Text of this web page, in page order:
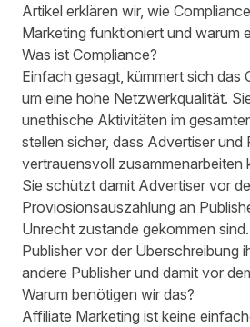
Artikel erklären wir, wie
Marketing funktioniert und warum
Was ist Compliance?
Einfach gesagt, kümmert sich das
um eine hohe Netzwerkqualität.
unethische Aktivitäten im
stellen sicher, dass Advertiser und
vertrauensvoll zusammenarbeiten
Sie schützt damit Advertiser vor
Proviosionsauszahlung an
Unrecht zustande gekommen
Publisher vor der Überschreibung
andere Publisher und damit vor
Warum benötigen wir das?
Affiliate Marketing ist keine